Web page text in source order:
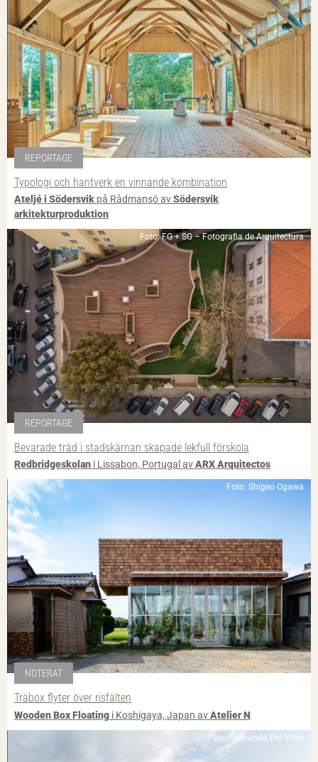
REPORTAGE
Typologi och hantverk en vinnande kombination
Ateljé i Södersvik på Rådmansö avSödersvik
arkitekturproduktion
Foto: FG + SG – Fotografia de Arquitectura
REPORTAGE
Bevarade träd i stadskärnan skapade lekfull förskola
Redbridgeskolan i Lissabon, Portugal avARX Arquitectos
Foto: Shigeo Ogawa
NOTERAT
Träbox flyter över risfälten
Wooden Box Floating i Koshigaya, Japan avAtelier N
Foto: Fernanda Del Villar